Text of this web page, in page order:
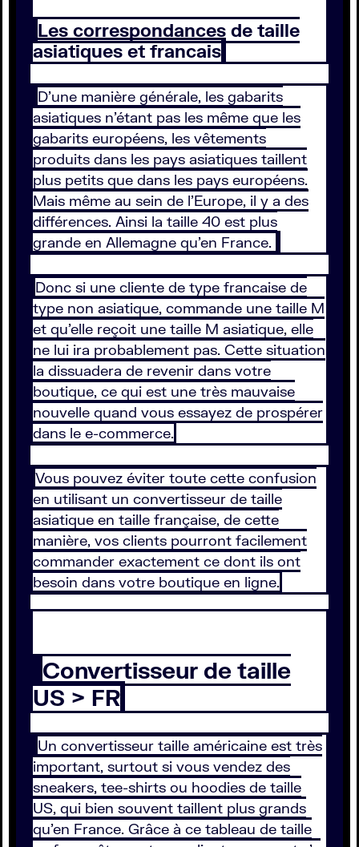
Les correspondances de taille
asiatiques et francais
D'une manière générale, les gabarits
asiatiques n'étant pas les même que les
gabarits européens, les vêtements
produits dans les pays asiatiques taillent
plus petits que dans les pays européens.
Mais même au sein de l'Europe, il y a des
différences. Ainsi la taille 40 est plus
grande en Allemagne qu'en France.
Donc si une cliente de type francaise de
type non asiatique, commande une taille M
et qu’elle reçoit une taille M asiatique, elle
ne lui ira probablement pas. Cette situation
la dissuadera de revenir dans votre
boutique, ce qui est une très mauvaise
nouvelle quand vous essayez de prospérer
dans le e-commerce.
Vous pouvez éviter toute cette confusion
en utilisant un convertisseur de taille
asiatique en taille française, de cette
manière, vos clients pourront facilement
commander exactement ce dont ils ont
besoin dans votre boutique en ligne.
Convertisseur de taille
US > FR
Un convertisseur taille américaine est très
important, surtout si vous vendez des
sneakers, tee-shirts ou hoodies de taille
US, qui bien souvent taillent plus grands
qu’en France. Grâce à ce tableau de taille